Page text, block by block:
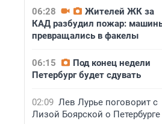
06:28
Жителей ЖК за
КАД разбудил пожар:
превращались в факелы
06:15
Под конец недели
Петербург будет сдувать
02:09 Лев Лурье поговорит с
Лизой Боярской о Петербурге